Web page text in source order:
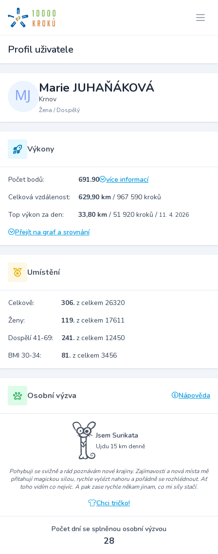
Profil uživatele
Marie JUHAŇÁKOVÁ
Krnov
Žena / Dospělý
Výkony
Počet bodů: 691.90
více informací
Celková vzdálenost:
629,90 km / 967 590 kroků
Top výkon za den:
33,80 km / 51 920 kroků / 11. 4. 2026
Přejít na graf a srovnání
Umístění
Celkově: 306. z celkem 26320
Ženy:
119. z celkem 17611
Dospělí 41-69:
241. z celkem 12450
BMI 30-34:
81. z celkem 3456
Osobní výzva Nápověda
Jsem Surikata
Ujdu 15 km denně
Pohybuji se svižně a rád poznávám nové krajiny. Zajímavosti a nová místa mě
přitahují magickou silou, rychle vylézt nahoru a pořádně se rozhlédnout. Ať
toho vidím co nejvíc. A pak zase rychle někam jinam, co mi síly stačí.
Chci tričko!
Počet dní se splněnou osobní výzvou
28